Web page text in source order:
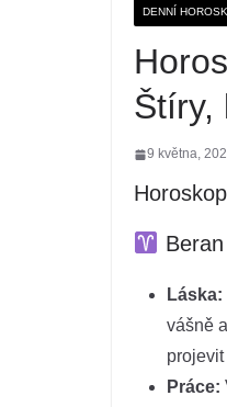
DENNÍ
Štíry,
9 května,
Láska:
vášně
Práce: